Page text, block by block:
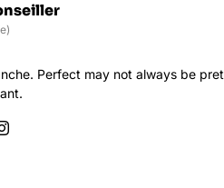
Perfect may not always be